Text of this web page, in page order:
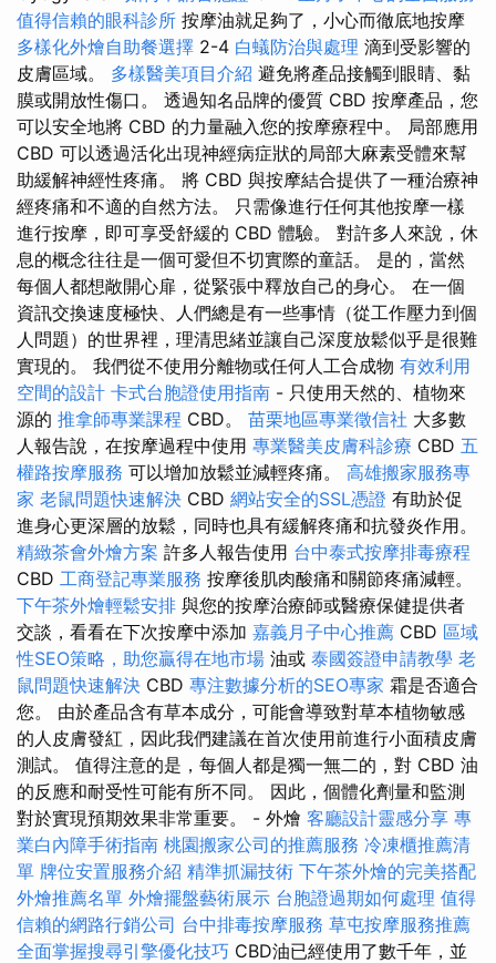
值得信賴的眼科診所 按摩油就足夠了，小心而徹底地按摩
多樣化外燴自助餐選擇 2-4 白蟻防治與處理 滴到受影響的
皮膚區域。 多樣醫美項目介紹 避免將產品接觸到眼睛、黏
膜或開放性傷口。 透過知名品牌的優質 CBD 按摩產品，您
可以安全地將 CBD 的力量融入您的按摩療程中。 局部應用
CBD 可以透過活化出現神經病症狀的局部大麻素受體來幫
助緩解神經性疼痛。 將 CBD 與按摩結合提供了一種治療神
經疼痛和不適的自然方法。 只需像進行任何其他按摩一樣
進行按摩，即可享受舒緩的 CBD 體驗。 對許多人來說，休
息的概念往往是一個可愛但不切實際的童話。 是的，當然
每個人都想敞開心扉，從緊張中釋放自己的身心。 在一個
資訊交換速度極快、人們總是有一些事情（從工作壓力到個
人問題）的世界裡，理清思緒並讓自己深度放鬆似乎是很難
實現的。 我們從不使用分離物或任何人工合成物 有效利用
空間的設計 卡式台胞證使用指南 - 只使用天然的、植物來
源的 推拿師專業課程 CBD。 苗栗地區專業徵信社 大多數
人報告說，在按摩過程中使用 專業醫美皮膚科診療 CBD 五
權路按摩服務 可以增加放鬆並減輕疼痛。 高雄搬家服務專
家 老鼠問題快速解決 CBD 網站安全的SSL憑證 有助於促
進身心更深層的放鬆，同時也具有緩解疼痛和抗發炎作用。
精緻茶會外燴方案 許多人報告使用 台中泰式按摩排毒療程
CBD 工商登記專業服務 按摩後肌肉酸痛和關節疼痛減輕。
下午茶外燴輕鬆安排 與您的按摩治療師或醫療保健提供者
交談，看看在下次按摩中添加 嘉義月子中心推薦 CBD 區域
性SEO策略，助您贏得在地市場 油或 泰國簽證申請教學 老
鼠問題快速解決 CBD 專注數據分析的SEO專家 霜是否適合
您。 由於產品含有草本成分，可能會導致對草本植物敏感
的人皮膚發紅，因此我們建議在首次使用前進行小面積皮膚
測試。 值得注意的是，每個人都是獨一無二的，對 CBD 油
的反應和耐受性可能有所不同。 因此，個體化劑量和監測
對於實現預期效果非常重要。 - 外燴 客廳設計靈感分享 專
業白內障手術指南 桃園搬家公司的推薦服務 冷凍櫃推薦清
單 牌位安置服務介紹 精準抓漏技術 下午茶外燴的完美搭配
外燴推薦名單 外燴擺盤藝術展示 台胞證過期如何處理 值得
信賴的網路行銷公司 台中排毒按摩服務 草屯按摩服務推薦
全面掌握搜尋引擎優化技巧 CBD油已經使用了數千年，並